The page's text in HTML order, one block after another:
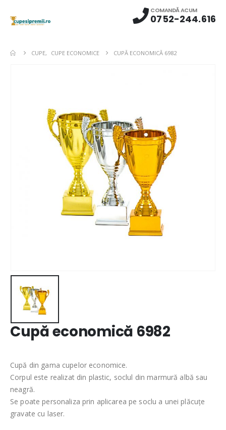
COMANDĂ ACUM
0752-244.616
CUPE, CUPE ECONOMICE CUPĂ ECONOMICĂ 6982
Cupă economică 6982
Cupă din gama cupelor economice.
Corpul este realizat din plastic, soclul din marmură albă sau
neagră.
Se poate personaliza prin aplicarea pe soclu a unei plăcuțe
gravate cu laser.